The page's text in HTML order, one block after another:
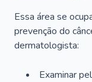
Essa área se
prevenção do
dermatologista:
Examinar